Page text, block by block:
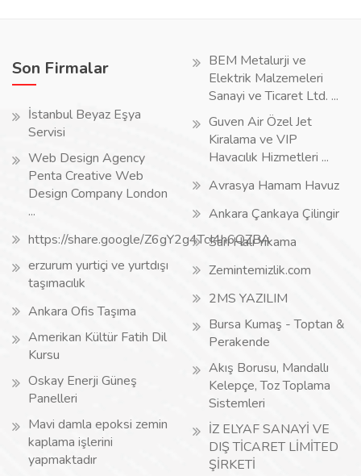
Son Firmalar
İstanbul Beyaz Eşya
Servisi
Web Design Agency
Penta Creative Web
Design Company London
...
https://share.google/Z6gY2g4TcI4h6QZBA
erzurum yurtiçi ve yurtdışı
taşımacılık
Ankara Ofis Taşıma
Amerikan Kültür Fatih Dil
Kursu
Oskay Enerji Güneş
Panelleri
Mavi damla epoksi zemin
kaplama işlerini
yapmaktadır
BEM Metalurji ve
Elektrik Malzemeleri
Sanayi ve Ticaret Ltd. ...
Guven Air Özel Jet
Kiralama ve VIP
Havacılık Hizmetleri ...
Avrasya Hamam Havuz
Ankara Çankaya Çilingir
Sarı Halı Yıkama
Zemintemizlik.com
2MS YAZILIM
Bursa Kumaş - Toptan &
Perakende
Akış Borusu, Mandallı
Kelepçe, Toz Toplama
Sistemleri
İZ ELYAF SANAYİ VE
DIŞ TİCARET LİMİTED
ŞİRKETİ